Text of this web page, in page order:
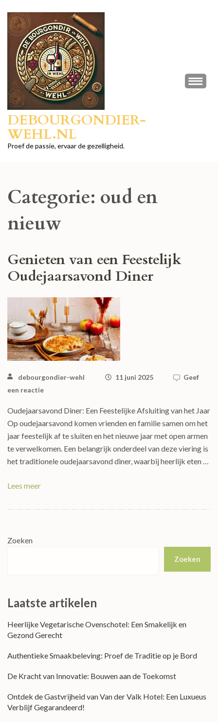
naar
inhoud
Enter)
DEBOURGONDIER-
WEHL.NL
Proef de passie, ervaar de gezelligheid.
Categorie: oud en
nieuw
Genieten van een Feestelijk
Oudejaarsavond Diner
debourgondier-wehl 11 juni 2025
Geef
een reactie
Oudejaarsavond Diner: Een Feestelijke Afsluiting van het Jaar
Op oudejaarsavond komen vrienden en familie samen om het
jaar feestelijk af te sluiten en het nieuwe jaar met open armen
te verwelkomen. Een belangrijk onderdeel van deze viering is
het traditionele oudejaarsavond diner, waarbij heerlijk eten …
Lees meer
Zoeken
Zoeken
Laatste artikelen
Heerlijke Vegetarische Ovenschotel: Een Smakelijk en
Gezond Gerecht
Authentieke Smaakbeleving: Proef de Traditie op je Bord
De Kracht van Innovatie: Bouwen aan de Toekomst
Ontdek de Gastvrijheid van Van der Valk Hotel: Een Luxueus
Verblijf Gegarandeerd!